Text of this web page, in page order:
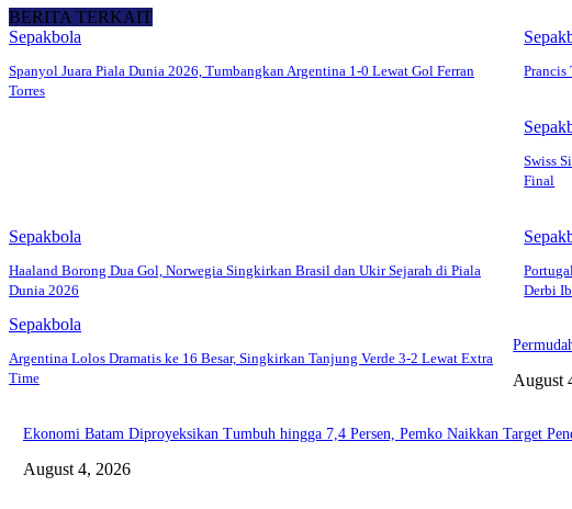
BERITA TERKAIT
Sepakbola
Spanyol Juara Piala Dunia 2026, Tumbangkan Argentina 1-0 Lewat Gol Ferran
Torres
Prancis
Swiss
Final
Sepakbola
Haaland Borong Dua Gol, Norwegia Singkirkan Brasil dan Ukir Sejarah di Piala
Dunia 2026
Derbi
Sepakbola
Argentina Lolos Dramatis ke 16 Besar, Singkirkan Tanjung Verde 3-2 Lewat Extra
Time
August
Ekonomi Batam Diproyeksikan Tumbuh hingga 7,4 Persen, Pemko Naikkan Target
August 4, 2026